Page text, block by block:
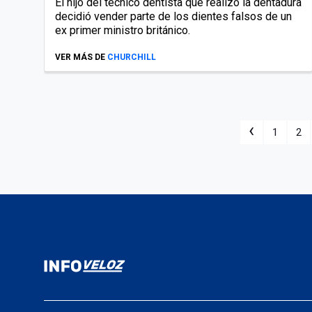
decidió vender parte de los dientes falsos de un
ex primer ministro británico.
VER MÁS DE CHURCHILL
‹ 1 2